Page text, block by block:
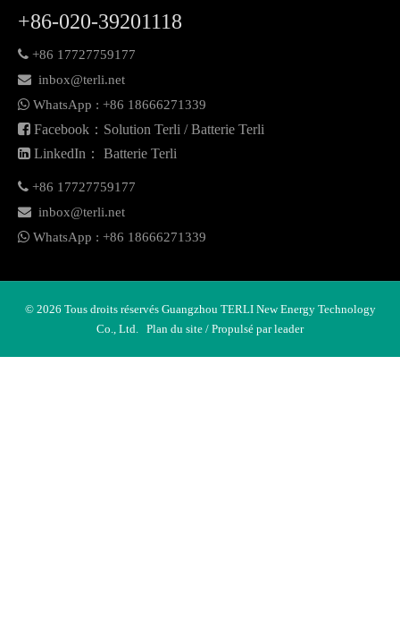
+86-020-39201118
 +86 17727759177
 inbox@terli.net
 WhatsApp : +86 18666271339
 Facebook：Solution Terli / Batterie Terli
 LinkedIn： Batterie Terli
 +86 17727759177
 inbox@terli.net
 WhatsApp : +86 18666271339
© 2026 Tous droits réservés Guangzhou TERLI New Energy Technology
Co., Ltd.
Plan du site / Propulsé parleader